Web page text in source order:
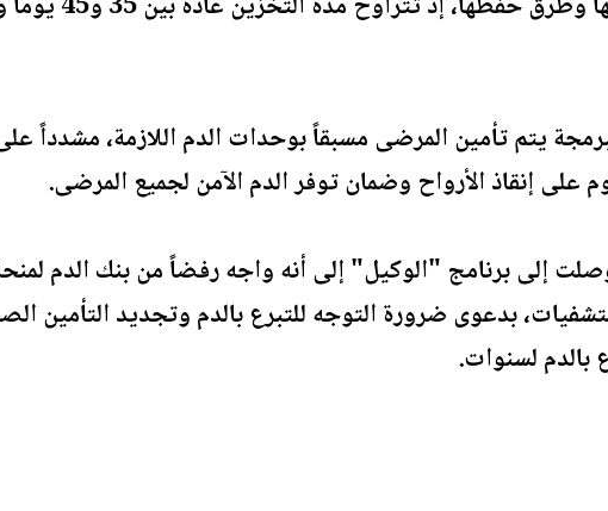
يتم تأمين المرضى مسبقاً بوحدات الدم اللازمة، مشدداً
على إنقاذ الأرواح وضمان توفر الدم الآمن لجميع المرضى.
إلى برنامج "الوكيل" إلى أنه واجه رفضاً من بنك الدم
بدعوى ضرورة التوجه للتبرع بالدم وتجديد التأمين
بالدم لسنوات.